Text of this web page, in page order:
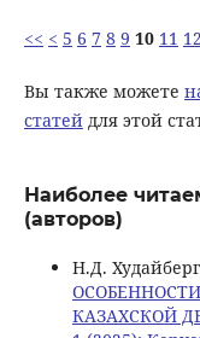
<< < 5 6 7 8 9 10 11 12
Вы также можете
статейдля этой
Наиболее
(авторов)
Н.Д.
КАЗАХСКОЙ